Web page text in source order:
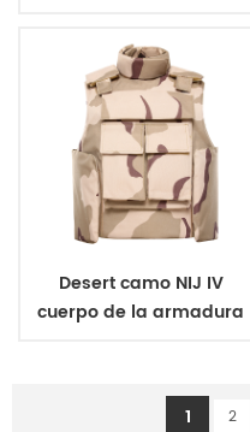
larga camiseta
Desert camo NIJ IV
cuerpo de la armadura
chaleco
1 2